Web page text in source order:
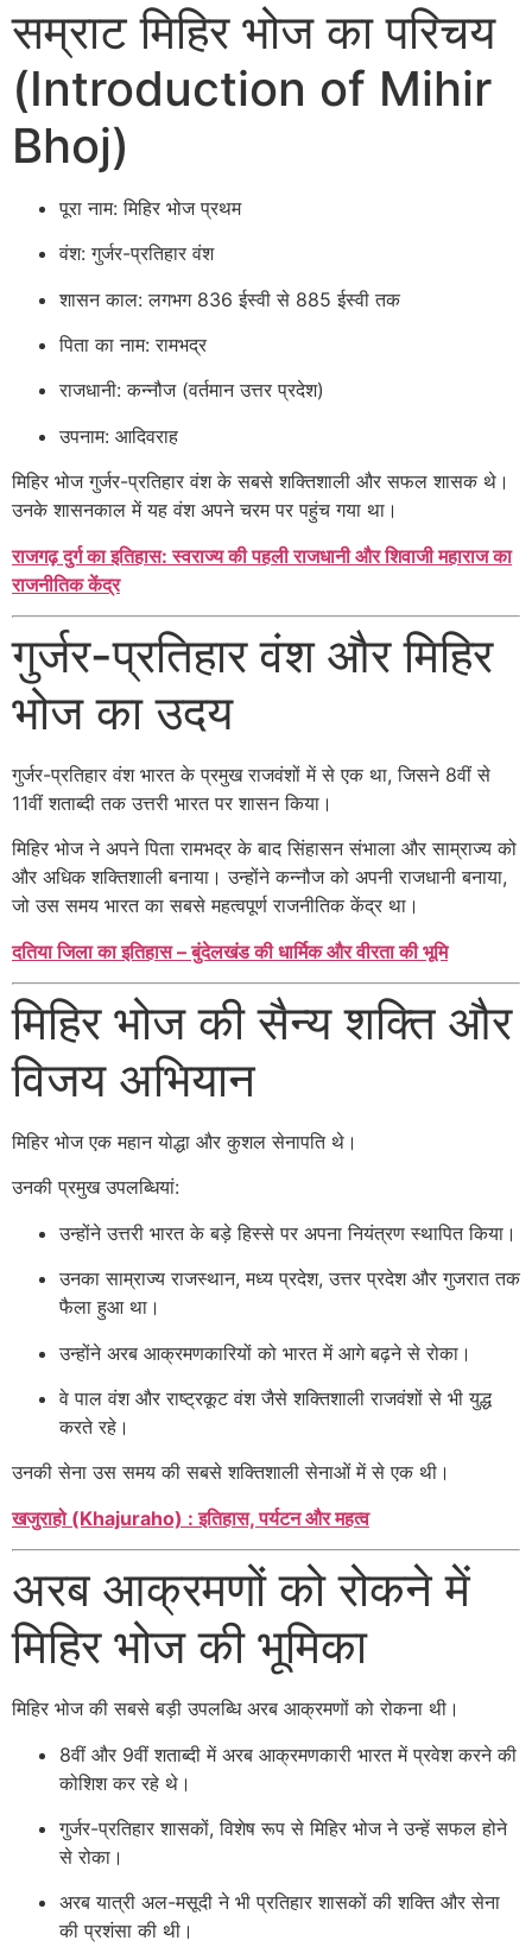
सम्राट मिहिर भोज का परिचय
(Introduction of Mihir
Bhoj)
पूरा नाम: मिहिर भोज प्रथम
वंश: गुर्जर-प्रतिहार वंश
शासन काल: लगभग 836 ईस्वी से 885 ईस्वी तक
पिता का नाम: रामभद्र
राजधानी: कन्नौज (वर्तमान उत्तर प्रदेश)
उपनाम: आदिवराह
मिहिर भोज गुर्जर-प्रतिहार वंश के सबसे शक्तिशाली और सफल शासक थे।
उनके शासनकाल में यह वंश अपने चरम पर पहुंच गया था।
राजगढ़ दुर्ग का इतिहास: स्वराज्य की पहली राजधानी और शिवाजी महाराज का
राजनीतिक केंद्र
गुर्जर-प्रतिहार वंश और मिहिर
भोज का उदय
गुर्जर-प्रतिहार वंश भारत के प्रमुख राजवंशों में से एक था, जिसने 8वीं से
11वीं शताब्दी तक उत्तरी भारत पर शासन किया।
मिहिर भोज ने अपने पिता रामभद्र के बाद सिंहासन संभाला और साम्राज्य को
और अधिक शक्तिशाली बनाया। उन्होंने कन्नौज को अपनी राजधानी बनाया,
जो उस समय भारत का सबसे महत्वपूर्ण राजनीतिक केंद्र था।
दतिया जिला का इतिहास – बुंदेलखंड की धार्मिक और वीरता की भूमि
मिहिर भोज की सैन्य शक्ति और
विजय अभियान
मिहिर भोज एक महान योद्धा और कुशल सेनापति थे।
उनकी प्रमुख उपलब्धियां:
उन्होंने उत्तरी भारत के बड़े हिस्से पर अपना नियंत्रण स्थापित किया।
उनका साम्राज्य राजस्थान, मध्य प्रदेश, उत्तर प्रदेश और गुजरात तक
फैला हुआ था।
उन्होंने अरब आक्रमणकारियों को भारत में आगे बढ़ने से रोका।
वे पाल वंश और राष्ट्रकूट वंश जैसे शक्तिशाली राजवंशों से भी युद्ध
करते रहे।
उनकी सेना उस समय की सबसे शक्तिशाली सेनाओं में से एक थी।
खजुराहो (Khajuraho) : इतिहास, पर्यटन और महत्व
अरब आक्रमणों को रोकने में
मिहिर भोज की भूमिका
मिहिर भोज की सबसे बड़ी उपलब्धि अरब आक्रमणों को रोकना थी।
8वीं और 9वीं शताब्दी में अरब आक्रमणकारी भारत में प्रवेश करने की
कोशिश कर रहे थे।
गुर्जर-प्रतिहार शासकों, विशेष रूप से मिहिर भोज ने उन्हें सफल होने
से रोका।
अरब यात्री अल-मसूदी ने भी प्रतिहार शासकों की शक्ति और सेना
की प्रशंसा की थी।